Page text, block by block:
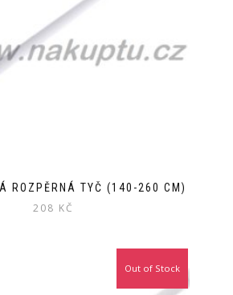
ROZPĚRNÁ TYČ (140-260 CM)
208 KČ
Out of Stock